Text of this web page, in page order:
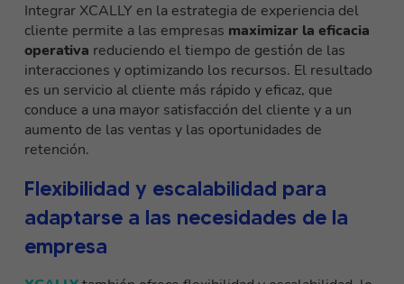
Integrar XCALLY en la estrategia de experiencia del
cliente permite a las empresas maximizar la eficacia
operativa reduciendo el tiempo de gestión de las
interacciones y optimizando los recursos. El resultado
es un servicio al cliente más rápido y eficaz, que
conduce a una mayor satisfacción del cliente y a un
aumento de las ventas y las oportunidades de
retención.
Flexibilidad y escalabilidad para
adaptarse a las necesidades de la
empresa